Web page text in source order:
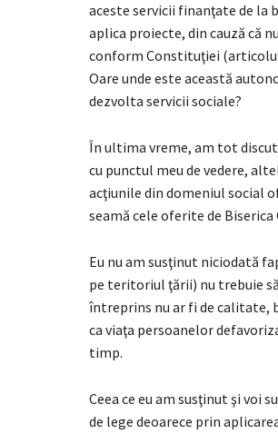
aceste servicii finanţate de la
aplica proiecte, din cauză că
conform Constituţiei
Oare unde este această
dezvolta servicii sociale?
În ultima vreme, am tot
cu punctul meu de vedere,
acţiunile din domeniul social
seamă cele oferite de
Eu nu am susţinut niciodată
pe teritoriul ţării) nu trebuie
întreprins nu ar fi de calitate,
ca viaţa persoanelor
timp.
Ceea ce eu am susţinut şi voi
de lege deoarece prin